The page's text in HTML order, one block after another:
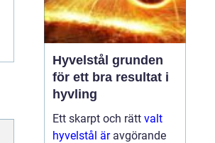
Hyvelstål grunden
för ett bra resultat i
hyvling
Ett skarpt och rätt valt
hyvelstål äravgörande